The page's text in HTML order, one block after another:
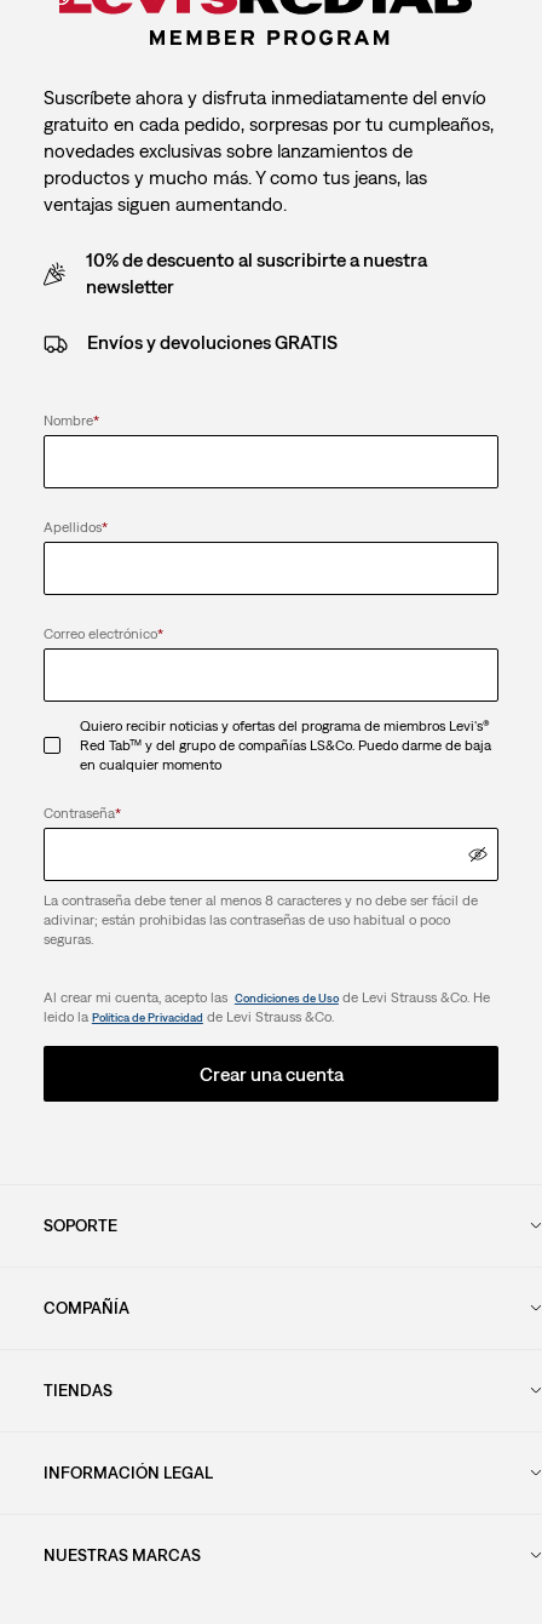
Suscríbete ahora y disfruta inmediatamente del envío
gratuito en cada pedido, sorpresas por tu cumpleaños,
novedades exclusivas sobre lanzamientos de
productos y mucho más. Y como tus jeans, las
ventajas siguen aumentando.
10% de descuento al suscribirte a nuestra
newsletter
Envíos y devoluciones GRATIS
Nombre*
Apellidos*
Correo electrónico*
Quiero recibir noticias y ofertas del programa de miembros Levi's®
Red Tab™ y del grupo de compañías LS&Co. Puedo darme de baja
en cualquier momento
Contraseña*
La contraseña debe tener al menos 8 caracteres y no debe ser fácil de
adivinar; están prohibidas las contraseñas de uso habitual o poco
seguras.
Al crear mi cuenta, acepto las Condiciones de Usode Levi Strauss &Co. He
leido la Política de Privacidad de Levi Strauss &Co.
Crear una cuenta
SOPORTE
COMPAÑÍA
TIENDAS
INFORMACIÓN LEGAL
NUESTRAS MARCAS